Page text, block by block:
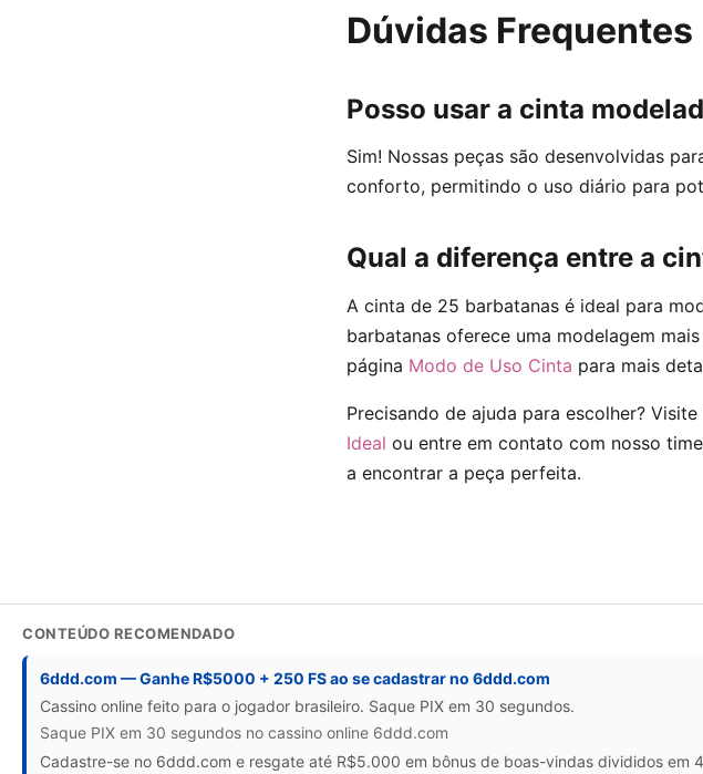
Dúvidas Frequentes
Posso usar a cinta
Sim! Nossas peças são desenvolvidas
conforto, permitindo o uso diário para
Qual a diferença entre a
A cinta de 25 barbatanas é ideal para
barbatanas oferece uma modelagem
página Modo de Uso Cinta para mais
Precisando de ajuda para escolher? Visite
Ideal ou entre em contato com nosso
a encontrar a peça perfeita.
CONTEÚDO RECOMENDADO
6ddd.com — Ganhe R$5000 + 250 FS ao se cadastrar no 6ddd.com
Cassino online feito para o jogador brasileiro. Saque PIX em 30 segundos.
Saque PIX em 30 segundos no cassino online 6ddd.com
Cadastre-se no 6ddd.com e resgate até R$5.000 em bônus de boas-vindas divididos